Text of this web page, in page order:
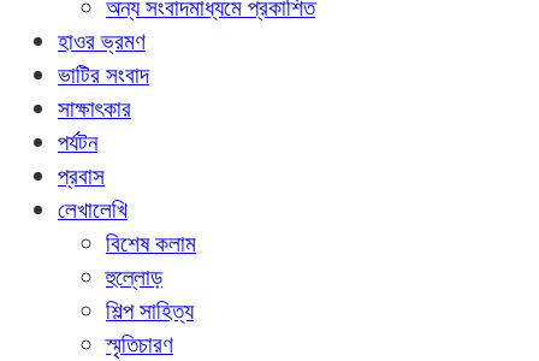
অন্য সংবাদমাধ্যমে প্রকাশিত
হাওর ভ্রমণ
ভাটির সংবাদ
সাক্ষাৎকার
পর্যটন
প্রবাস
লেখালেখি
বিশেষ কলাম
হুল্লোড়
শিল্প সাহিত্য
স্মৃতিচারণ